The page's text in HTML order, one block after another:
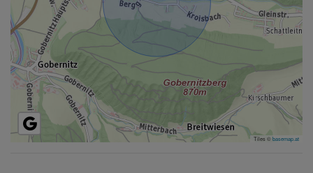
Tiles ©basemap.at